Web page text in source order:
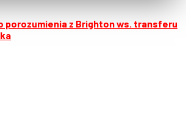
porozumienia z Brighton ws. transferu